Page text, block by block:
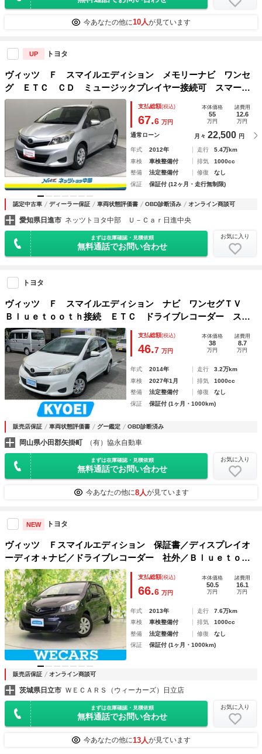
今あなたの他に10人が見ています
UP トヨタ
ヴィッツ Ｆ スマイルエディション メモリーナビ ワンセ
グ ＥＴＣ ＣＤ ミュージックプレイヤー接続可 スマート
キー キーレス ワンオーナー
支払総額(税込)
67.6 万円
本体価格
55
万円
諸費用
12.6
万円
通常ローン 月々 22,500 円
年式 2012年 走行
5.4万km
車検
車検整備付 排気
1000cc
整備
法定整備付 修復
なし
保証
保証付 (12ヶ月・走行無制限)
認定中古車 ディーラー保証 車両状態評価書 OBD診断済み オンライン商談可
愛知県日進市 ネッツトヨタ中部 Ｕ－Ｃａｒ日進中央
まずは在庫確認・見積依頼
無料通話でお問い合わせ
お気に入り
トヨタ
ヴィッツ Ｆ スマイルエディション ナビ ワンセグＴＶ
Ｂｌｕｅｔｏｏｔｈ接続 ＥＴＣ ドライブレコーダー スマ
ートキー＆プッシュスタート マニュアルエアコン パワーウ
ィンドウ パワーステアリング 電動格納ミラー
支払総額(税込)
46.7 万円
本体価格
38
万円
諸費用
8.7
万円
年式 2014年 走行
3.2万km
車検
2027年1月 排気
1000cc
整備
法定整備付 修復
なし
保証
保証付 (1ヶ月・1000km)
販売店保証 車両状態評価書 グー鑑定 OBD診断済み
岡山県小田郡矢掛町 （有）協永自動車
まずは在庫確認・見積依頼
無料通話でお問い合わせ
お気に入り
今あなたの他に8人が見ています
NEW トヨタ
ヴィッツ Ｆスマイルエディション 保証書／ディスプレイオ
ーディオ＋ナビ／ドライブレコーダー 社外／Ｂｌｕｅｔｏｏ
ｔｈ接続／ＥＴＣ／ＥＢＤ付ＡＢＳ／バックモニター／フルセ
グＴＶ／禁煙車／エアバッグ 運転席／エアバッグ 助手席
支払総額(税込)
66.6 万円
本体価格
50.5
万円
諸費用
16.1
万円
年式 2013年 走行
7.6万km
車検
車検整備付 排気
1000cc
整備
法定整備付 修復
なし
保証
保証付 (1ヶ月・1000km)
販売店保証 オンライン商談可
茨城県日立市 ＷＥＣＡＲＳ（ウィーカーズ）日立店
まずは在庫確認・見積依頼
無料通話でお問い合わせ
お気に入り
今あなたの他に13人が見ています